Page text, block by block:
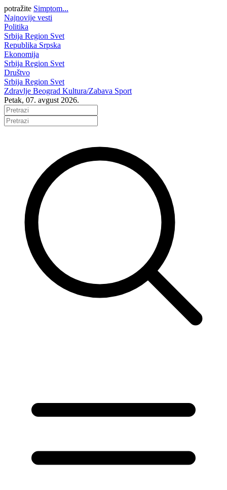
potražite Simptom...
Najnovije vesti
Politika
Srbija Region Svet
Republika Srpska
Ekonomija
Srbija Region Svet
Društvo
Srbija Region Svet
Zdravlje Beograd Kultura/Zabava Sport
Petak, 07. avgust 2026.